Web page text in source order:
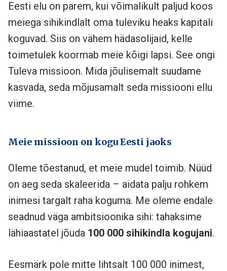
Eesti elu on parem, kui võimalikult paljud koos
meiega sihikindlalt oma tuleviku heaks kapitali
koguvad. Siis on vähem hädasolijaid, kelle
toimetulek koormab meie kõigi lapsi. See ongi
Tuleva missioon. Mida jõulisemalt suudame
kasvada, seda mõjusamalt seda missiooni ellu
viime.
Meie missioon on kogu Eesti jaoks
Oleme tõestanud, et meie mudel toimib. Nüüd
on aeg seda skaleerida – aidata palju rohkem
inimesi targalt raha koguma. Me oleme endale
seadnud väga ambitsioonika sihi: tahaksime
lähiaastatel jõuda 100 000 sihikindla kogujani.
Eesmärk pole mitte lihtsalt 100 000 inimest,